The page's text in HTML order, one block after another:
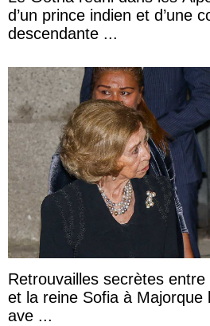
d’un prince indien et d’une
descendante ...
Retrouvailles secrètes
et la reine Sofia à Majorque
ave ...